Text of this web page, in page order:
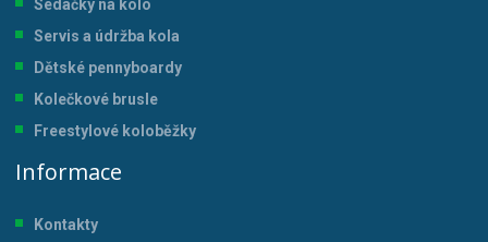
Sedačky na kolo
Servis a údržba kola
Dětské pennyboardy
Kolečkové brusle
Freestylové koloběžky
Informace
Kontakty